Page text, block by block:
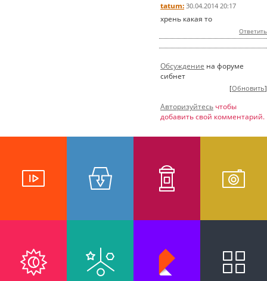
tatum: 30.04.2014 20:17
хрень какая то
Ответить
Обсуждение на форуме
сибнет
[Обновить]
Авторизуйтесь чтобы
добавить свой комментарий.